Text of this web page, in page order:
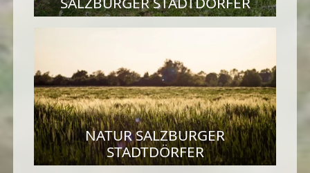
NATUR SALZBURGER
STADTDÖRFER